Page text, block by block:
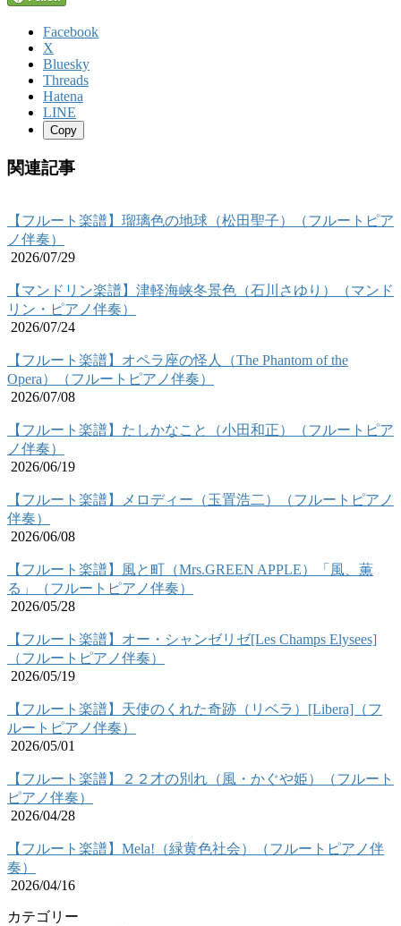
Facebook
X
Bluesky
Threads
Hatena
LINE
Copy
関連記事
【フルート楽譜】瑠璃色の地球（松田聖子）（フルートピア
ノ伴奏）
2026/07/29
【マンドリン楽譜】津軽海峡冬景色（石川さゆり）（マンド
リン・ピアノ伴奏）
2026/07/24
【フルート楽譜】オペラ座の怪人（The Phantom of the
Opera）（フルートピアノ伴奏）
2026/07/08
【フルート楽譜】たしかなこと（小田和正）（フルートピア
ノ伴奏）
2026/06/19
【フルート楽譜】メロディー（玉置浩二）（フルートピアノ
伴奏）
2026/06/08
【フルート楽譜】風と町（Mrs.GREEN APPLE）「風、薫
る」（フルートピアノ伴奏）
2026/05/28
【フルート楽譜】オー・シャンゼリゼ[Les Champs Elysees]
（フルートピアノ伴奏）
2026/05/19
【フルート楽譜】天使のくれた奇跡（リベラ）[Libera]（フ
ルートピアノ伴奏）
2026/05/01
【フルート楽譜】２２才の別れ（風・かぐや姫）（フルート
ピアノ伴奏）
2026/04/28
【フルート楽譜】Mela!（緑黄色社会）（フルートピアノ伴
奏）
2026/04/16
カテゴリー